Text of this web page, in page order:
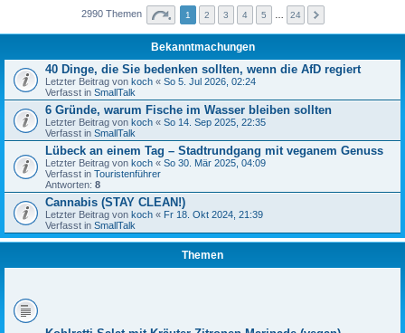
2990 Themen 1 2 3 4 5 … 24
Bekanntmachungen
40 Dinge, die Sie bedenken sollten, wenn die AfD regiert
Letzter Beitrag von koch « So 5. Jul 2026, 02:24
Verfasst in SmallTalk
6 Gründe, warum Fische im Wasser bleiben sollten
Letzter Beitrag von koch « So 14. Sep 2025, 22:35
Verfasst in SmallTalk
Lübeck an einem Tag – Stadtrundgang mit veganem Genuss
Letzter Beitrag von koch « So 30. Mär 2025, 04:09
Verfasst in Touristenführer
Antworten: 8
Cannabis (STAY CLEAN!)
Letzter Beitrag von koch « Fr 18. Okt 2024, 21:39
Verfasst in SmallTalk
Themen